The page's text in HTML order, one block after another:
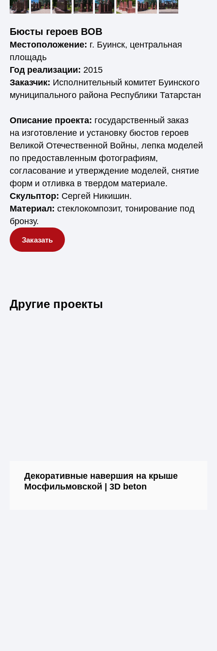
Бюсты героев ВОВ
Местоположение: г. Буинск, центральная
площадь
Год реализации: 2015
Заказчик: Исполнительный комитет Буинского
муниципального района Республики Татарстан
Описание проекта: государственный заказ
на изготовление и установку бюстов героев
Великой Отечественной Войны, лепка моделей
по предоставленным фотографиям,
согласование и утверждение моделей, снятие
форм и отливка в твердом материале.
Скульптор: Сергей Никишин.
Материал: стеклокомпозит, тонирование под
бронзу.
Заказать
Другие проекты
Декоративные навершия на крыше
Мосфильмовской | 3D beton